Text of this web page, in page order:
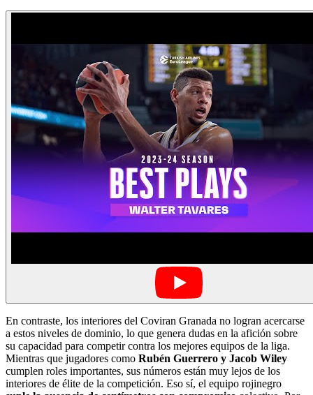
En contraste, los interiores del Coviran Granada no logran acercarse
a estos niveles de dominio, lo que genera dudas en la afición sobre
su capacidad para competir contra los mejores equipos de la liga.
Mientras que jugadores como Rubén Guerrero y Jacob Wiley
cumplen roles importantes, sus números están muy lejos de los
interiores de élite de la competición. Eso sí, el equipo rojinegro